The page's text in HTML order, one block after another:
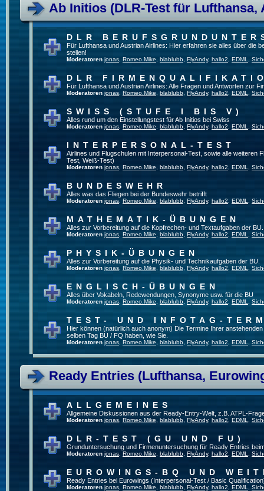
Ab Initios (DLR-Test für Lufthansa,
DLR
Für Lufthansa und Austrian Airlines: Hier erfahren sie alles über die
stellen!
Moderatoren jonas Romeo.Mike blablubb FlyAndy, hallo2 EDML
DLR
Für Lufthansa und Austrian Airlines: Alle Fragen und Antworten zur
Moderatoren jonas Romeo.Mike blablubb FlyAndy, hallo2 EDML
SWISS (STUFE I BIS V)
Alles rund um den Einstellungstest für Ab Initios bei Swiss
Moderatoren jonas Romeo.Mike blablubb FlyAndy, hallo2 EDML
INTERPERSONAL-TEST
Airlines und Flugschulen mit Interpersonal-Test, sowie alle weiteren
Test, Weiß-Test)
Moderatoren jonas Romeo.Mike blablubb FlyAndy, hallo2 EDML
BUNDESWEHR
Alles was das Fliegen bei der Bundeswehr betrifft
Moderatoren jonas Romeo.Mike blablubb FlyAndy, hallo2 EDML
MATHEMATIK-ÜBUNGEN
Alles zur Vorbereitung auf die Kopfrechen- und Textaufgaben der BU.
Moderatoren jonas Romeo.Mike blablubb FlyAndy, hallo2 EDML
PHYSIK-ÜBUNGEN
Alles zur Vorbereitung auf die Physik- und Technikaufgaben der BU.
Moderatoren jonas Romeo.Mike blablubb FlyAndy, hallo2 EDML
ENGLISCH-ÜBUNGEN
Alles über Vokabeln, Redewendungen, Synonyme usw. für die BU
Moderatoren jonas Romeo.Mike blablubb FlyAndy, hallo2 EDML
TEST- UND INFOTAG-
Hier können (natürlich auch anonym) Die Termine Ihrer
selben Tag BU / FQ haben, wie Sie.
Moderatoren jonas Romeo.Mike blablubb FlyAndy, hallo2 EDML
Ready Entries (Lufthansa,
ALLGEMEINES
Allgemeine Diskussionen aus der Ready-Entry-Welt, z.B. ATPL-
Moderatoren jonas Romeo.Mike blablubb FlyAndy, hallo2 EDML
DLR-TEST (GU UND FU)
Grunduntersuchung und Firmenuntersuchung für Ready Entries
Moderatoren jonas Romeo.Mike blablubb FlyAndy, hallo2 EDML
EUROWINGS-BQ UND
Ready Entries bei Eurowings (Interpersonal-Test / Basic
Moderatoren jonas Romeo.Mike blablubb FlyAndy, hallo2 EDML